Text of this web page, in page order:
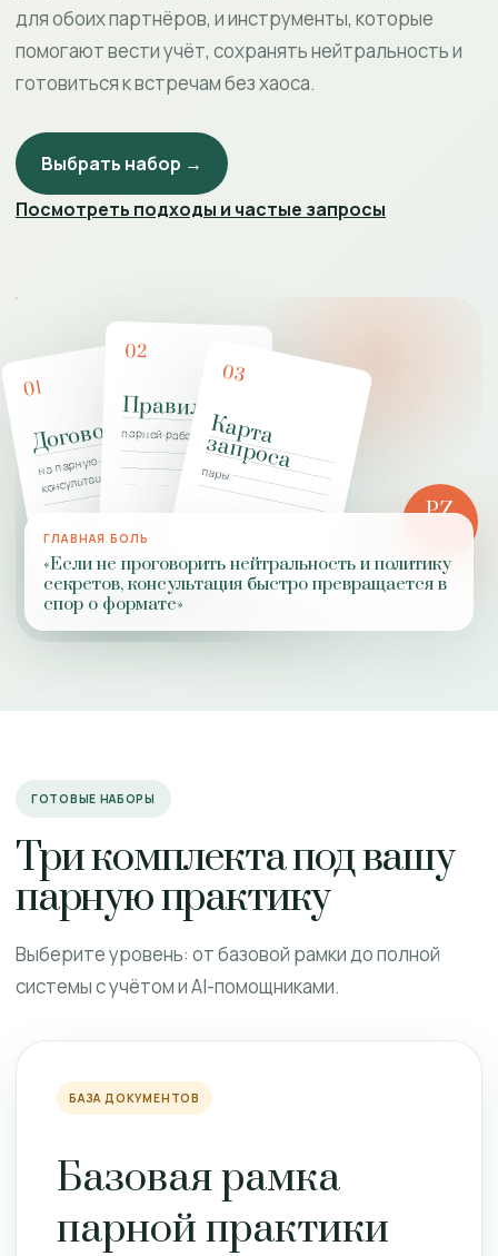
для обоих партнёров, и инструменты, которые
помогают вести учёт, сохранять нейтральность и
готовиться к встречам без хаоса.
Выбрать набор →
Посмотреть подходы и частые запросы
01
Договор
на парную
консультацию
02
Правила
парной работы
03
К
а
р
т
а
з
а
п
р
о
с
а
пары
PZ
ГЛАВНАЯ БОЛЬ
«Если не проговорить нейтральность и политику
секретов, консультация быстро превращается в
спор о формате»
ГОТОВЫЕ НАБОРЫ
Три комплекта под вашу
парную практику
Выберите уровень: от базовой рамки до полной
системы с учётом и AI-помощниками.
БАЗА ДОКУМЕНТОВ
Базовая рамка
парной практики